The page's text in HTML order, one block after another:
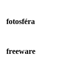
fotosféra
freeware